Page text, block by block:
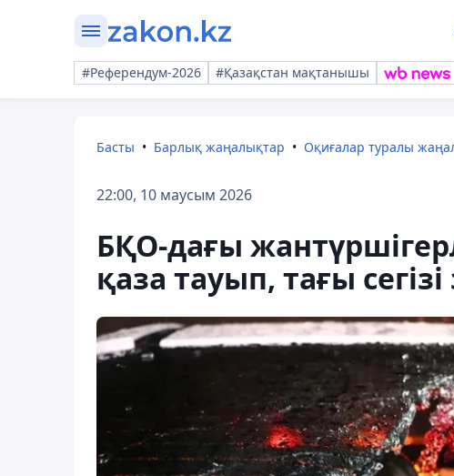
#Референдум-2026 #Қазақстан мақтанышы
Басты Барлық жаңалықтар Оқиғалар туралы
22:00, 10 маусым 2026
БҚО-дағы
қаза тауып, тағы